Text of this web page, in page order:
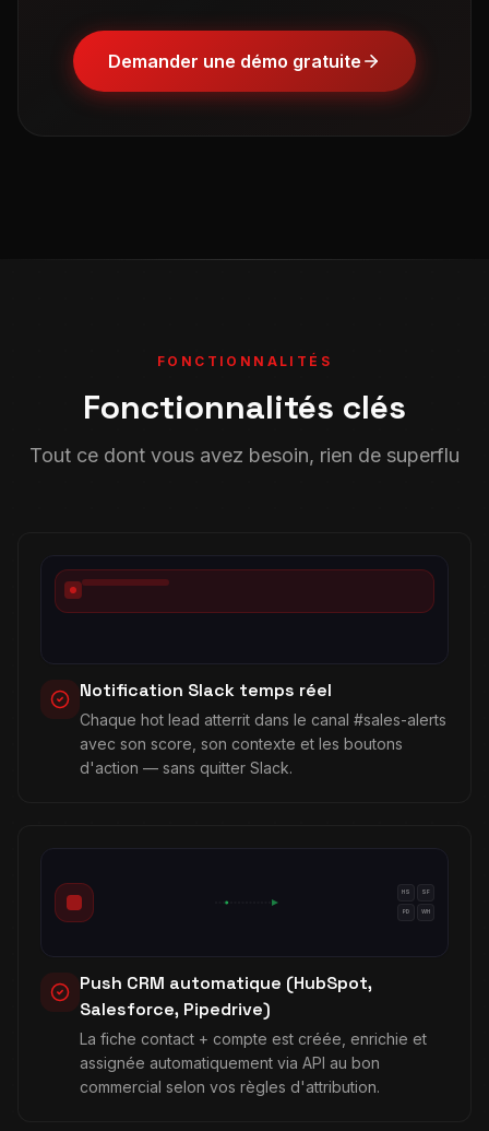
Demander une démo gratuite
FONCTIONNALITÉS
Fonctionnalités clés
Tout ce dont vous avez besoin, rien de superflu
Notification Slack temps réel
Chaque hot lead atterrit dans le canal #sales-alerts
avec son score, son contexte et les boutons
d'action — sans quitter Slack.
HS SF
PD WH
Push CRM automatique (HubSpot,
Salesforce, Pipedrive)
La fiche contact + compte est créée, enrichie et
assignée automatiquement via API au bon
commercial selon vos règles d'attribution.